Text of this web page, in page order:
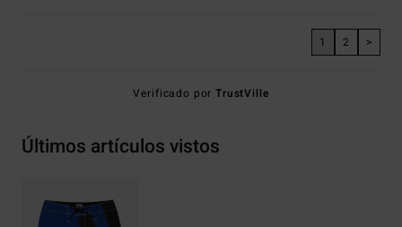
1 2 >
Verificado porTrustVille
Últimos artículos vistos